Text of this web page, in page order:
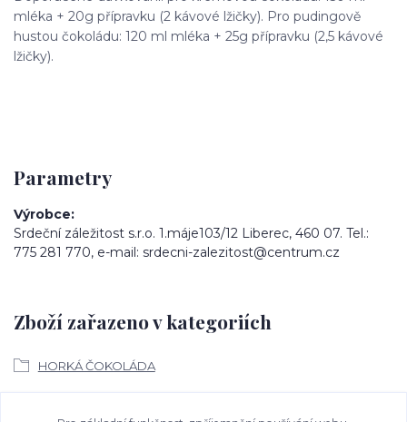
mléka + 20g přípravku (2 kávové lžičky). Pro pudingově
hustou čokoládu: 120 ml mléka + 25g přípravku (2,5 kávové
lžičky).
Parametry
Výrobce
Srdeční záležitost s.r.o. 1.máje103/12 Liberec, 460 07. Tel.:
775 281 770, e-mail: srdecni-zalezitost@centrum.cz
Zboží zařazeno v kategoriích
HORKÁ ČOKOLÁDA